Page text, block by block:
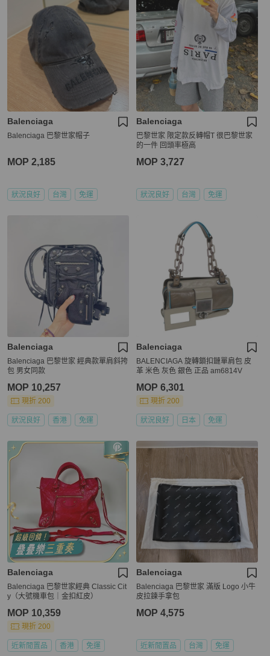
Balenciaga
Balenciaga 巴黎世家帽子
MOP 2,185
狀況良好 台灣 免運
Balenciaga
巴黎世家 限定款反轉帽T 很巴黎世家
的一件 回頭率極高
MOP 3,727
狀況良好 台灣 免運
Balenciaga
Balenciaga 巴黎世家 經典款單肩斜挎
包 男女同款
MOP 10,257
現折 200
狀況良好 香港 免運
Balenciaga
BALENCIAGA 旋轉鎖扣鏈單肩包 皮
革 米色 灰色 銀色 正品 am6814V
MOP 6,301
現折 200
狀況良好 日本 免運
Balenciaga
Balenciaga 巴黎世家經典 Classic Cit
y（大號機車包｜金扣紅皮）
MOP 10,359
現折 200
近新閒置品 香港 免運
Balenciaga
Balenciaga 巴黎世家 滿版 Logo 小牛
皮拉鍊手拿包
MOP 4,575
近新閒置品 台灣 免運